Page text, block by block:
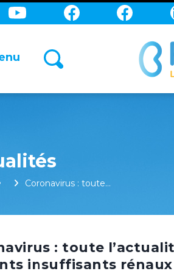
Coronavirus : toute…
: toute
insuffisants